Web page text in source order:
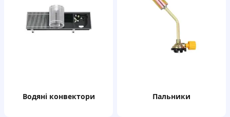
водяні конвектори пальники